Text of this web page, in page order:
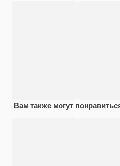
Вам также могут